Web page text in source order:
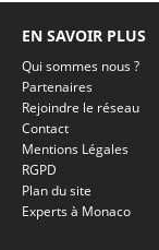
EN SAVOIR PLUS
Qui sommes nous ?
Partenaires
Rejoindre le réseau
Contact
Mentions Légales
RGPD
Plan du site
Experts à Monaco